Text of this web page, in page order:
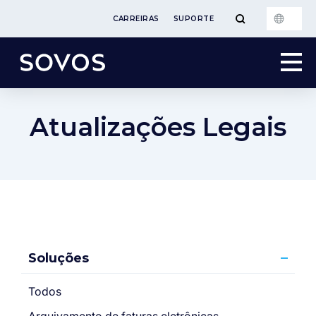
CARREIRAS SUPORTE
Atualizações Legais
Soluções
Todos